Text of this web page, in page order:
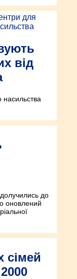
від
насильства
до
оновлений
сімей